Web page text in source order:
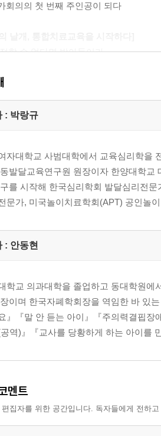
회의의 첫 번째 주인공이 되다
할 수 없다면 받아들이라
, 통합교육 어린이집에 들어가다
도 감사하라
만큼 아이는 자란다
언제 열릴까?
으로 세상 바라보기
놀이를 중단하다
아들이는 마지막 단계
계가 넓어진 증거, 회상하기
왜 나빠요?
진 선택의 무게
르는 역통합수업
세상으로 나아가기 위한 한 걸음!]
: 박랑규
자대학교 사범대학에서 교육심리학을
발달교육연구원 원장이자 한양대학교
를 시작해 한국심리학회 발달심리전
문가, 미국놀이치료학회(APT) 공인놀
: 안동현
학교 의과대학을 졸업하고 동대학원에
이며 한국자폐학회장을 역임한 바 있
』『말 안 듣는 아이』『주의력결핍
역)』『교사를 당황하게 하는 아이를
멘트
집자를 위한 공간입니다. 독자들에게 전하